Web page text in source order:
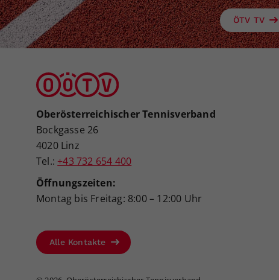
ÖTV TV
Oberösterreichischer Tennisverband
Bockgasse 26
4020 Linz
Tel.: +43 732 654 400
Öffnungszeiten:
Montag bis Freitag: 8:00 – 12:00 Uhr
Alle Kontakte